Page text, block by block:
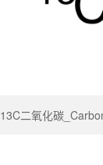
13C二氧化碳